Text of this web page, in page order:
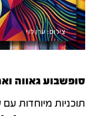
סופשבוע גאווה ואהבה
תוכניות מיוחדות